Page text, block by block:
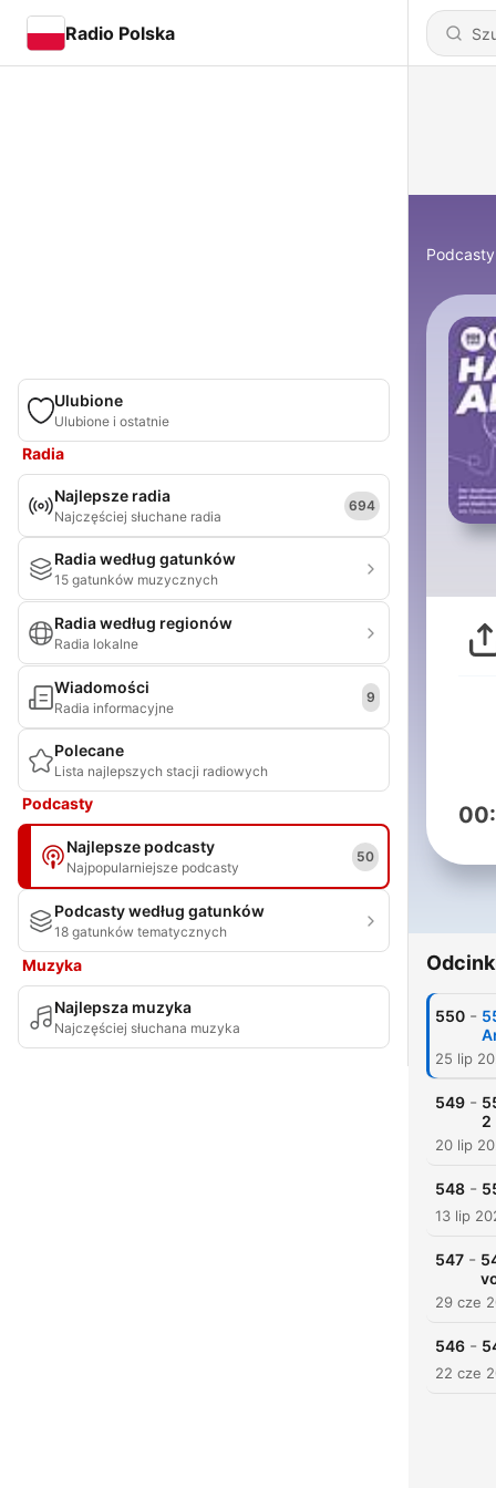
Radio Polska
Ulubione
Ulubione i ostatnie
Radia
Najlepsze radia
Najczęściej słuchane radia
694
Radia według gatunków
15 gatunków muzycznych
Radia według regionów
Radia lokalne
Wiadomości
Radia informacyjne
9
Polecane
Lista najlepszych stacji radiowych
Podcasty
Najlepsze podcasty
Najpopularniejsze podcasty
50
Podcasty według gatunków
18 gatunków tematycznych
Muzyka
Najlepsza muzyka
Najczęściej słuchana muzyka
Podcasty
550 -
25 lip
549 -
2
20 lip
548 -
13 lip
547 -
29 cze
546 -
22 cze